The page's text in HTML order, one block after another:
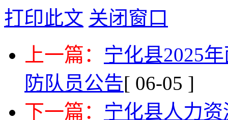
打印此文 关闭窗口
上一篇： 宁化县2025
防队员公告[ 06-05 ]
下一篇： 宁化县人力